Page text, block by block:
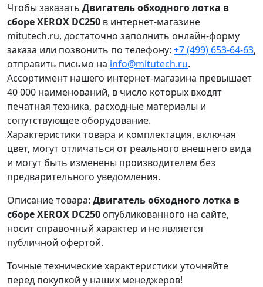
Чтобы заказать Двигатель обходного лотка в
сборе XEROX DC250 в интернет-магазине
mitutech.ru, достаточно заполнить онлайн-форму
заказа или позвонить по телефону: +7 (499) 653-64-63,
отправить письмо на info@mitutech.ru.
Ассортимент нашего интернет-магазина превышает
40 000 наименований, в число которых входят
печатная техника, расходные материалы и
сопутствующее оборудование.
Характеристики товара и комплектация, включая
цвет, могут отличаться от реального внешнего вида
и могут быть изменены производителем без
предварительного уведомления.
Описание товара: Двигатель обходного лотка в
сборе XEROX DC250 опубликованного на сайте,
носит справочный характер и не является
публичной офертой.
Точные технические характеристики уточняйте
перед покупкой у наших менеджеров!